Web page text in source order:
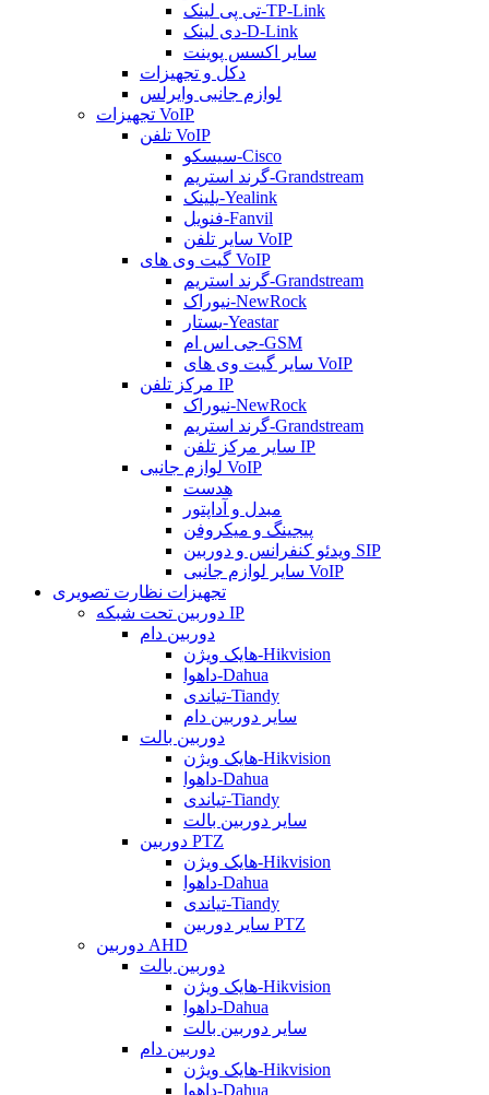
تی پی لینک-TP-Link
دی لینک-D-Link
سایر اکسس پوینت
دکل و تجهیزات
لوازم جانبی وایرلس
تجهیزات VoIP
تلفن VoIP
سیسکو-Cisco
گرند استریم-Grandstream
یلینک-Yealink
فنویل-Fanvil
سایر تلفن VoIP
گیت وی های VoIP
گرند استریم-Grandstream
نیوراک-NewRock
یستار-Yeastar
جی اس ام-GSM
سایر گیت وی های VoIP
مرکز تلفن IP
نیوراک-NewRock
گرند استریم-Grandstream
سایر مرکز تلفن IP
لوازم جانبی VoIP
هدست
مبدل و آداپتور
پیجینگ و میکروفن
ویدئو کنفرانس و دوربین SIP
سایر لوازم جانبی VoIP
تجهیزات نظارت تصویری
دوربین تحت شبکه IP
دوربین دام
هایک ویژن-Hikvision
داهوا-Dahua
تیاندی-Tiandy
سایر دوربین دام
دوربین بالت
هایک ویژن-Hikvision
داهوا-Dahua
تیاندی-Tiandy
سایر دوربین بالت
دوربین PTZ
هایک ویژن-Hikvision
داهوا-Dahua
تیاندی-Tiandy
سایر دوربین PTZ
دوربین AHD
دوربین بالت
هایک ویژن-Hikvision
داهوا-Dahua
سایر دوربین بالت
دوربین دام
هایک ویژن-Hikvision
داهوا-Dahua